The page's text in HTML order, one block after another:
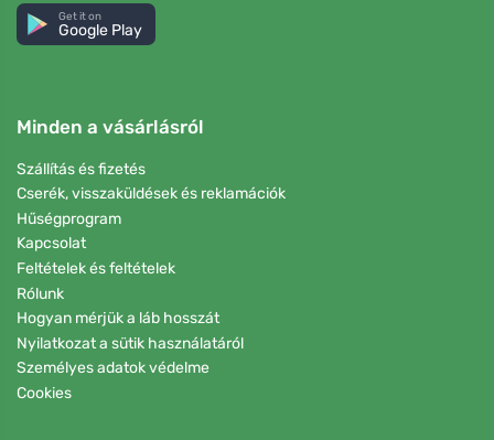
Get it on
Google Play
Minden a vásárlásról
Szállítás és fizetés
Cserék, visszaküldések és reklamációk
Hűségprogram
Kapcsolat
Feltételek és feltételek
Rólunk
Hogyan mérjük a láb hosszát
Nyilatkozat a sütik használatáról
Személyes adatok védelme
Cookies